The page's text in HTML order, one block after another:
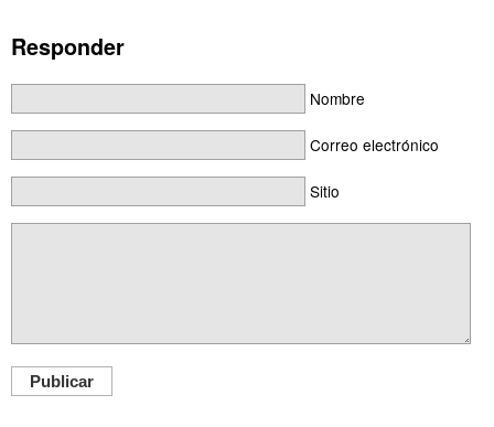
Responder
Nombre
Correo electrónico
Sitio
Publicar